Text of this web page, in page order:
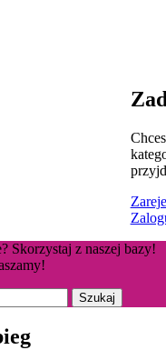
Skorzystaj z naszej bazy!